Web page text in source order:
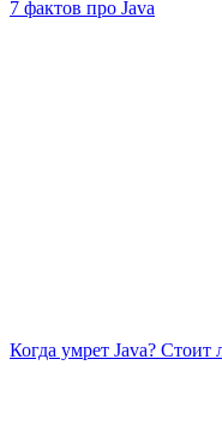
7 фактов про Java
Когда умрет Java? Стоит